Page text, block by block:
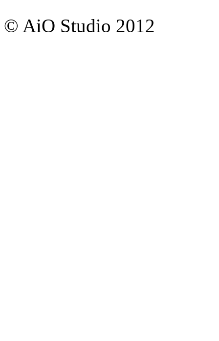
© AiO Studio 2012